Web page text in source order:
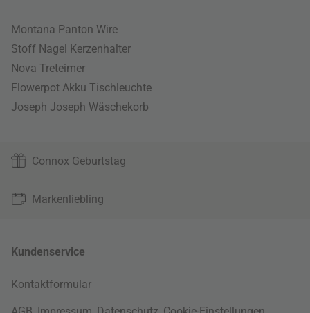
Montana Panton Wire
Stoff Nagel Kerzenhalter
Nova Treteimer
Flowerpot Akku Tischleuchte
Joseph Joseph Wäschekorb
Connox Geburtstag
Markenliebling
Kundenservice
Kontaktformular